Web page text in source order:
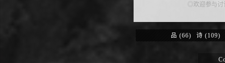
◎欢迎参与讨
品 (66) 诗 (109)